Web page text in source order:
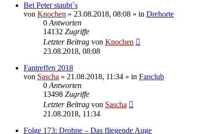
Bei Peter staubt´s
von Knochen » 23.08.2018, 08:08 » in Drehorte
0 Antworten
14132 Zugriffe
Letzter Beitrag von Knochen
23.08.2018, 08:08
Fantreffen 2018
von Sascha » 21.08.2018, 11:34 » in Fanclub
0 Antworten
13498 Zugriffe
Letzter Beitrag von Sascha
21.08.2018, 11:34
Folge 173: Drohne – Das fliegende Auge